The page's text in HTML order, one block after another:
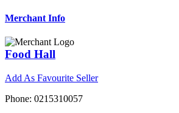
Merchant Info
Food Hall
Add As Favourite Seller
Phone: 0215310057